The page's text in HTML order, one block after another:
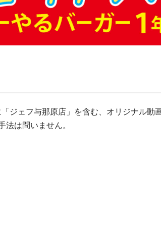
ジェフ与那原店」を含む、オリジナル動
は問いません。